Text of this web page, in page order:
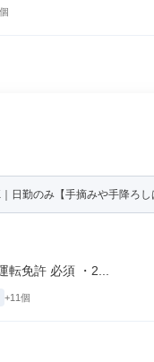
日勤のみ【手摘みや手降ろし
免許 必須 ・2...
+11個